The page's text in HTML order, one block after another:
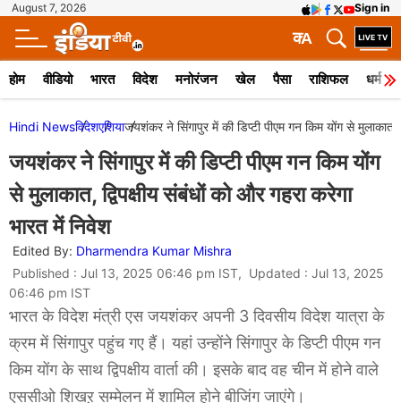
August 7, 2026 Sign in
A
क
होम वीडियो भारत विदेश मनोरंजन खेल पैसा राशिफल धर्म
Hindi Newsविदेशएशियाजयशंकर ने सिंगापुर में की डिप्टी पीएम गन किम योंग से मुलाकात,
जयशंकर ने सिंगापुर में की डिप्टी पीएम गन किम योंग
से मुलाकात, द्विपक्षीय संबंधों को और गहरा करेगा
भारत में निवेश
Edited By: Dharmendra Kumar Mishra
Published : Jul 13, 2025 06:46 pm IST, Updated : Jul 13, 2025
06:46 pm IST
भारत के विदेश मंत्री एस जयशंकर अपनी 3 दिवसीय विदेश यात्रा के
क्रम में सिंगापुर पहुंच गए हैं। यहां उन्होंने सिंगापुर के डिप्टी पीएम गन
किम योंग के साथ द्विपक्षीय वार्ता की। इसके बाद वह चीन में होने वाले
एससीओ शिखऱ सम्मेलन में शामिल होने बीजिंग जाएंगे।